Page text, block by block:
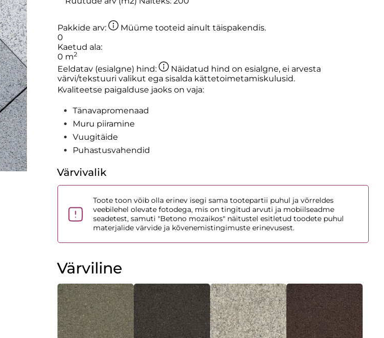
Pakkide arv:
Müüme tooteid ainult täispakendis.
0
Kaetud ala:
0 m2
Eeldatav (esialgne) hind:
Näidatud hind on esialgne, ei arvesta
värvi/tekstuuri valikut ega sisalda kättetoimetamiskulusid.
Kvaliteetse paigalduse jaoks on vaja:
Tänavapromenaad
Muru piiramine
Vuugitäide
Puhastusvahendid
Värvivalik
Toote toon võib olla erinev isegi sama tootepartii puhul ja võrreldes
veebilehel olevate fotodega, mis on tingitud arvuti ja mobiilseadme
seadetest, samuti "Betono mozaikos" näitustel esitletud toodete puhul
materjalide värvide ja kõvenemistingimuste erinevusest.
Värviline